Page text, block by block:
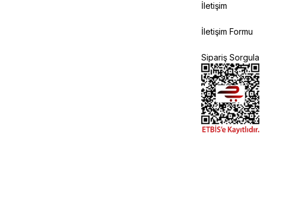
İletişim
İletişim Formu
Sipariş Sorgula